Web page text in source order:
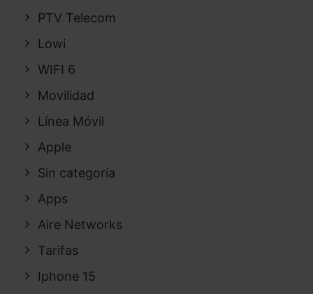
PTV Telecom
Lowi
WIFI 6
Movilidad
Línea Móvil
Apple
Sin categoría
Apps
Aire Networks
Tarifas
Iphone 15